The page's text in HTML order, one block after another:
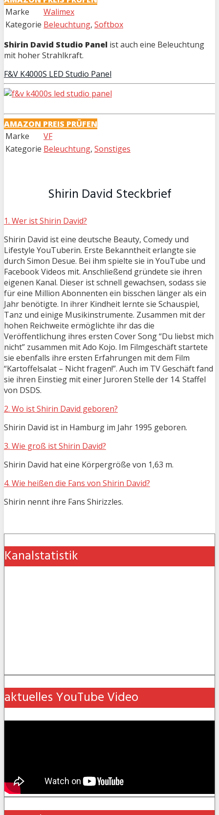
Marke
Walimex
Kategorie Beleuchtung, Softbox
Shirin David Studio Panel ist auch eine Beleuchtung
mit hoher Strahlkraft.
F&V K4000S LED Studio Panel
AMAZON PREIS PRÜFEN
Marke
VF
Kategorie Beleuchtung, Sonstiges
Shirin David Steckbrief
1. Wer ist Shirin David?
Shirin David ist eine deutsche Beauty, Comedy und
Lifestyle YouTuberin. Erste Bekanntheit erlangte sie
durch Simon Desue. Bei ihm spielte sie in YouTube und
Facebook Videos mit. Anschließend gründete sie ihren
eigenen Kanal. Dieser ist schnell gewachsen, sodass sie
für eine Million Abonnenten ein bisschen länger als ein
Jahr benötigte. In ihrer Kindheit lernte sie Schauspiel,
Tanz und einige Musikinstrumente. Zusammen mit der
hohen Reichweite ermöglichte ihr das die
Veröffentlichung ihres ersten Cover Song “Du liebst mich
nicht” zusammen mit Ado Kojo. Im Filmgeschäft startete
sie ebenfalls ihre ersten Erfahrungen mit dem Film
“Kartoffelsalat – Nicht fragen!”. Auch im TV Geschäft fand
sie ihren Einstieg mit einer Juroren Stelle der 14. Staffel
von DSDS.
2. Wo ist Shirin David geboren?
Shirin David ist in Hamburg im Jahr 1995 geboren.
3. Wie groß ist Shirin David?
Shirin David hat eine Körpergröße von 1,63 m.
4. Wie heißen die Fans von Shirin David?
Shirin nennt ihre Fans Shirizzles.
Kanalstatistik
aktuelles YouTube Video